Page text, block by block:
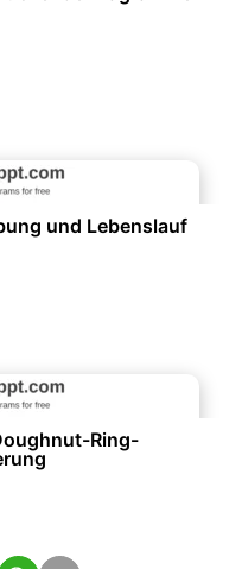
und Lebenslauf
Ring-